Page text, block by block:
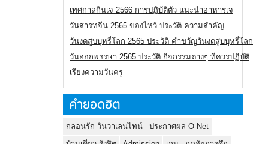
เทศกาลกินเจ 2566 การปฏิบัติตัว แนะนำอาหารเจ
วันสารทจีน 2565 ของไหว้ ประวัติ ความสำคัญ
วันงดสูบบุหรี่โลก 2565 ประวัติ คำขวัญวันงดสูบบุหรี่โลก
วันออกพรรษา 2565 ประวัติ กิจกรรมต่างๆ ที่ควรปฏิบัติ
เรียงความวันครู
คำยอดฮิต
กลอนรัก วันวาเลนไทน์
ประกาศผล O-Net